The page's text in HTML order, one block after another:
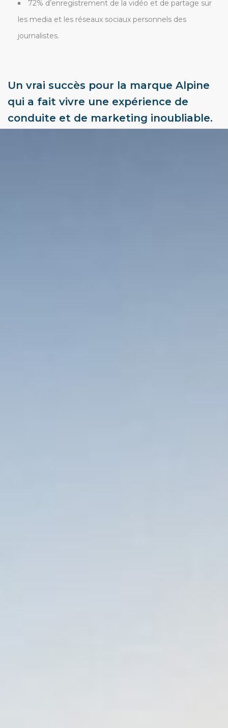
72% d’enregistrement de la vidéo et de partage sur
les media et les réseaux sociaux personnels des
journalistes.
Un vrai succès pour la marque Alpine
qui a fait vivre une expérience de
conduite et de marketing inoubliable.